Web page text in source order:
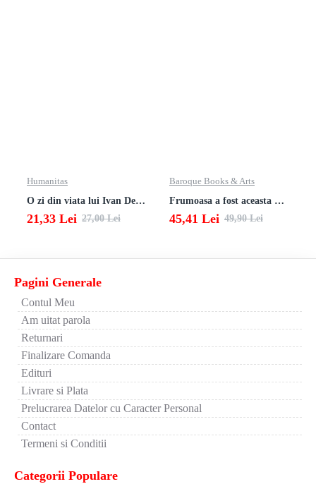
Humanitas
O zi din viata lui Ivan Denisovici
21,33 Lei 27,00 Lei
Baroque Books & Arts
Frumoasa a fost aceasta viata. totusi.
45,41 Lei 49,90 Lei
Pagini Generale
Contul Meu
Am uitat parola
Returnari
Finalizare Comanda
Edituri
Livrare si Plata
Prelucrarea Datelor cu Caracter Personal
Contact
Termeni si Conditii
Categorii Populare